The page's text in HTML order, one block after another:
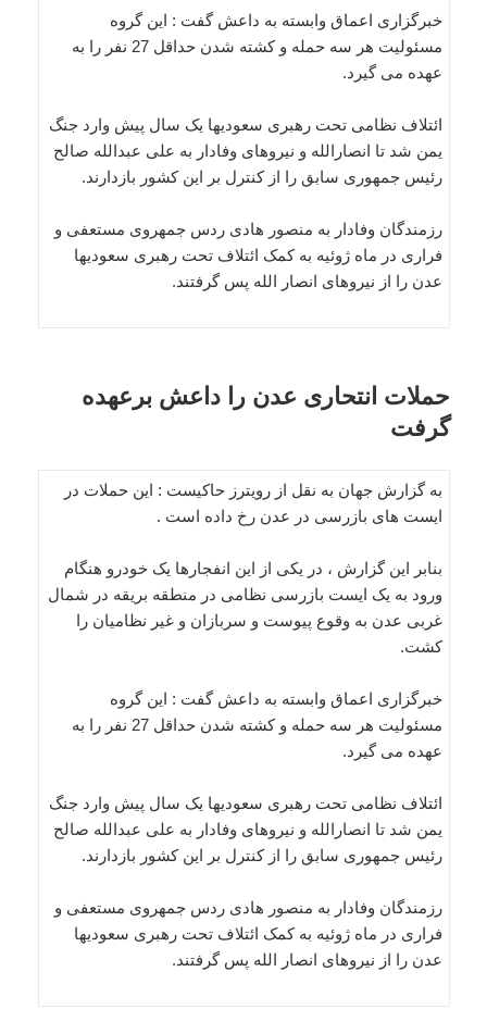
خبرگزاری اعماق وابسته به داعش گفت : این گروه
مسئولیت هر سه حمله و کشته شدن حداقل 27 نفر را به
عهده می گیرد.
ائتلاف نظامی تحت رهبری سعودیها یک سال پیش وارد جنگ
یمن شد تا انصارالله و نیروهای وفادار به علی عبدالله صالح
رئیس جمهوری سابق را از کنترل بر این کشور بازدارند.
رزمندگان وفادار به منصور هادی ردس جمهروی مستعفی و
فراری در ماه ژوئیه به کمک ائتلاف تحت رهبری سعودیها
عدن را از نیروهای انصار الله پس گرفتند.
حملات انتحاری عدن را داعش برعهده
گرفت
به گزارش جهان به نقل از رویترز حاکیست : این حملات در
ایست های بازرسی در عدن رخ داده است .
بنابر این گزارش ، در یکی از این انفجارها یک خودرو هنگام
ورود به یک ایست بازرسی نظامی در منطقه بریقه در شمال
غربی عدن به وقوع پیوست و سربازان و غیر نظامیان را
کشت.
خبرگزاری اعماق وابسته به داعش گفت : این گروه
مسئولیت هر سه حمله و کشته شدن حداقل 27 نفر را به
عهده می گیرد.
ائتلاف نظامی تحت رهبری سعودیها یک سال پیش وارد جنگ
یمن شد تا انصارالله و نیروهای وفادار به علی عبدالله صالح
رئیس جمهوری سابق را از کنترل بر این کشور بازدارند.
رزمندگان وفادار به منصور هادی ردس جمهروی مستعفی و
فراری در ماه ژوئیه به کمک ائتلاف تحت رهبری سعودیها
عدن را از نیروهای انصار الله پس گرفتند.